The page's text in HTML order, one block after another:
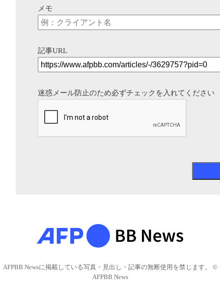
メモ
記事URL
迷惑メール防止のため必ずチェックを入れてください
AFPBB Newsに掲載している写真・見出し・記事の無断使用を禁じます。 ©
AFPBB News